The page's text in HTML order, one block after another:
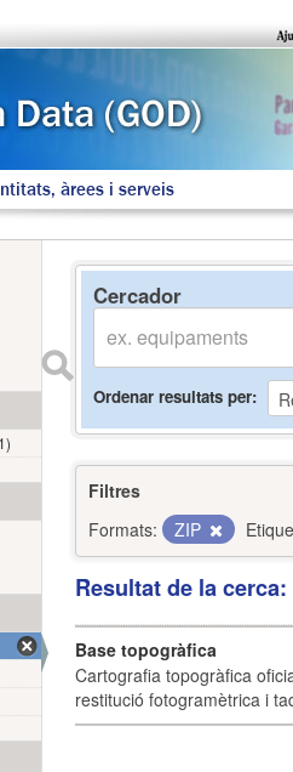
àrees i serveis
Cercador
Ordenar resultats per
Filtres
Formats:
ZIP
Resultat de la
Base topogràfica
Cartografia topogràfica
restitució fotogramètrica i